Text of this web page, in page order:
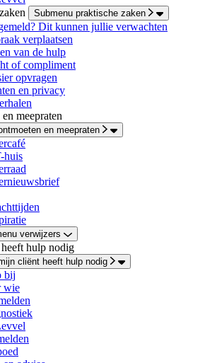
Submenu praktische zaken
Dit kunnen jullie verwachten
verplaatsen
van de hulp
of compliment
opvragen
en privacy
meepraten
en meepraten
huis
verwijzers
hulp nodig
cliënt heeft hulp nodig
bij
wie